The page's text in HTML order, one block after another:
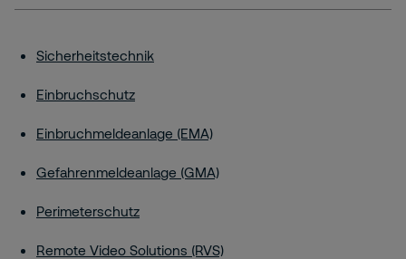
Sicherheitstechnik
Einbruchschutz
Einbruchmeldeanlage (EMA)
Gefahrenmeldeanlage (GMA)
Perimeterschutz
Remote Video Solutions (RVS)